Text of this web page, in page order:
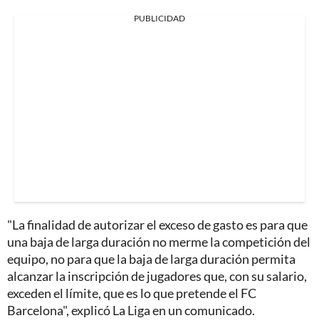
PUBLICIDAD
"La finalidad de autorizar el exceso de gasto es para que
una baja de larga duración no merme la competición del
equipo, no para que la baja de larga duración permita
alcanzar la inscripción de jugadores que, con su salario,
exceden el límite, que es lo que pretende el FC
Barcelona", explicó La Liga en un comunicado.